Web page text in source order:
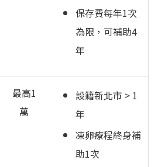
保存費每年1次
為限，可補助4
年
最高1
萬
設籍新北市 > 1
年
凍卵療程終身補
助1次